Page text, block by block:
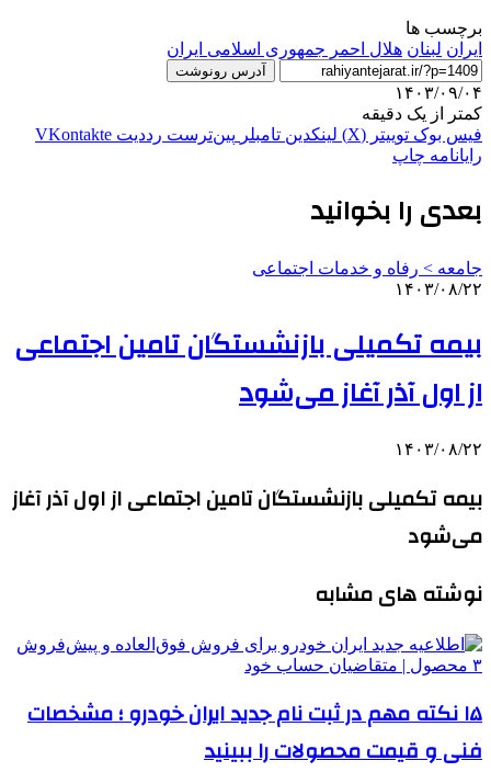
برچسب ها
ایران لبنان هلال احمر جمهوری اسلامی ایران
آدرس رونوشت
۱۴۰۳/۰۹/۰۴
کمتر از یک دقیقه
فیس بوک توییتر (X) لینکدین ‫تامبلر ‫پین‌ترست ‫رددیت ‫VKontakte
رایانامه چاپ
بعدی را بخوانید
جامعه > رفاه و خدمات اجتماعی
۱۴۰۳/۰۸/۲۲
بیمه تکمیلی بازنشستگان تامین اجتماعی
از اول آذر آغاز می‌شود
۱۴۰۳/۰۸/۲۲
بیمه تکمیلی بازنشستگان تامین اجتماعی از اول آذر آغاز
می‌شود
نوشته های مشابه
۱۵ نکته مهم در ثبت نام جدید ایران خودرو ؛ مشخصات
فنی و قیمت محصولات را ببینید